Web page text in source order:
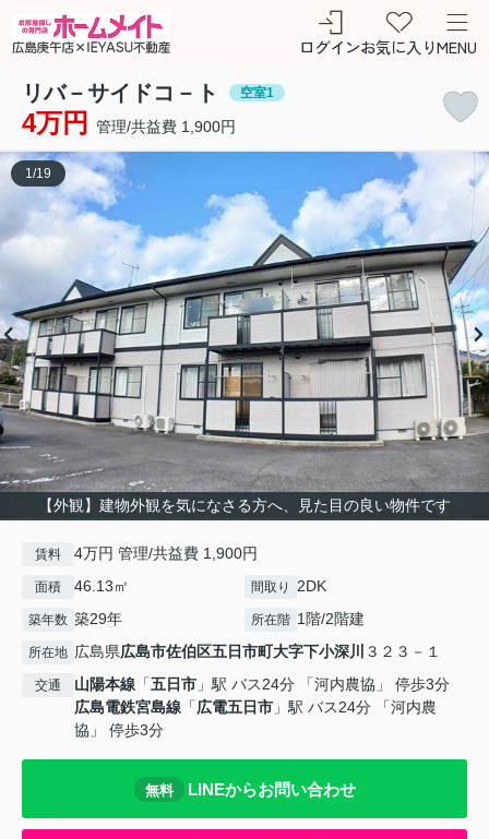
ログインお気に入りMENU
リバ－サイドコ－ト 空室1
4万円 管理/共益費 1,900円
【外観】建物外観を気になさる方へ、見た目の良い物件です
1 /19
賃料 4万円 管理/共益費 1,900円
面積 46.13㎡ 間取り 2DK
築年数 築29年 所在階 1階/2階建
所在地 広島県広島市佐伯区五日市町大字下小深川 ３２３－１
交通 山陽本線 「五日市 」駅 バス24分 「河内農協」 停歩3分
広島電鉄宮島線 「広電五日市 」駅 バス24分 「河内農
協」 停歩3分
無料 LINEからお問い合わせ